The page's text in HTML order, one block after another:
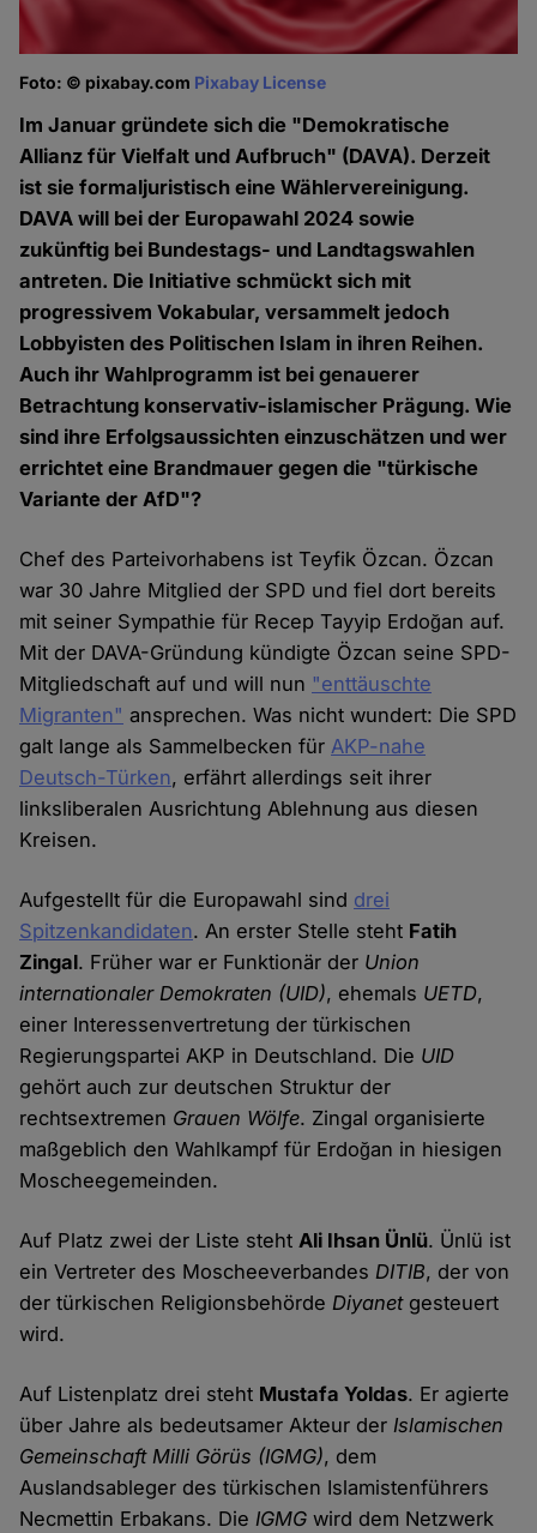
Foto: © pixabay.com Pixabay License
Im Januar gründete sich die "Demokratische
Allianz für Vielfalt und Aufbruch" (DAVA). Derzeit
ist sie formaljuristisch eine Wählervereinigung.
DAVA will bei der Europawahl 2024 sowie
zukünftig bei Bundestags- und Landtagswahlen
antreten. Die Initiative schmückt sich mit
progressivem Vokabular, versammelt jedoch
Lobbyisten des Politischen Islam in ihren Reihen.
Auch ihr Wahlprogramm ist bei genauerer
Betrachtung konservativ-islamischer Prägung. Wie
sind ihre Erfolgsaussichten einzuschätzen und wer
errichtet eine Brandmauer gegen die "türkische
Variante der AfD"?
Chef des Parteivorhabens ist Teyfik Özcan. Özcan
war 30 Jahre Mitglied der SPD und fiel dort bereits
mit seiner Sympathie für Recep Tayyip Erdoğan auf.
Mit der DAVA-Gründung kündigte Özcan seine SPD-
Mitgliedschaft auf und will nun "enttäuschte
Migranten" ansprechen. Was nicht wundert: Die SPD
galt lange als Sammelbecken fürAKP-nahe
Deutsch-Türken, erfährt allerdings seit ihrer
linksliberalen Ausrichtung Ablehnung aus diesen
Kreisen.
Aufgestellt für die Europawahl sind drei
Spitzenkandidaten. An erster Stelle steht Fatih
Zingal. Früher war er Funktionär der Union
internationaler Demokraten (UID), ehemals UETD,
einer Interessenvertretung der türkischen
Regierungspartei AKP in Deutschland. Die UID
gehört auch zur deutschen Struktur der
rechtsextremen Grauen Wölfe. Zingal organisierte
maßgeblich den Wahlkampf für Erdoğan in hiesigen
Moscheegemeinden.
Auf Platz zwei der Liste stehtAli Ihsan Ünlü. Ünlü ist
ein Vertreter des MoscheeverbandesDITIB, der von
der türkischen ReligionsbehördeDiyanetgesteuert
wird.
Auf Listenplatz drei steht Mustafa Yoldas. Er agierte
über Jahre als bedeutsamer Akteur derIslamischen
Gemeinschaft Milli Görüs (IGMG), dem
Auslandsableger des türkischen Islamistenführers
Necmettin Erbakans. DieIGMG wird dem Netzwerk